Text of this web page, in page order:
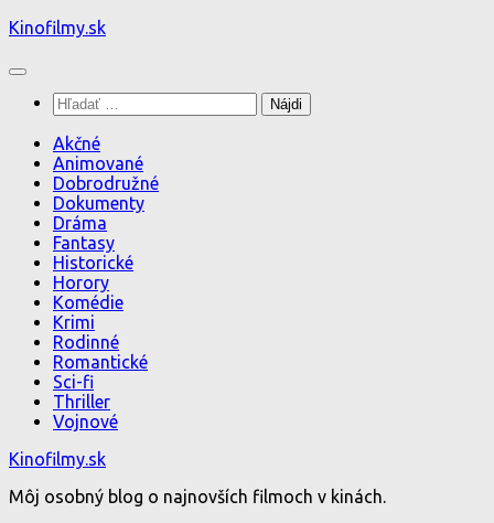
Preskočiť
obsah
Kinofilmy.sk
Hľadať:
Akčné
Animované
Dobrodružné
Dokumenty
Dráma
Fantasy
Historické
Horory
Komédie
Krimi
Rodinné
Romantické
Sci-fi
Thriller
Vojnové
Kinofilmy.sk
Môj osobný blog o najnovších filmoch v kinách.